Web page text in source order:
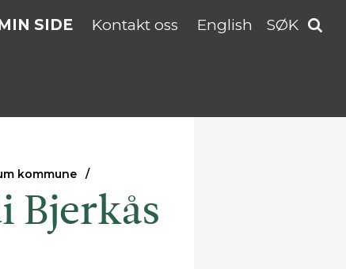
SIDE Kontakt oss English SØK
kommune
Bjerkås